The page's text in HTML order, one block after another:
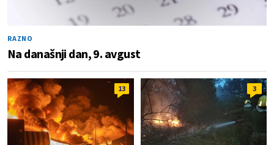
RAZNO
Na današnji dan, 9. avgust
13 3